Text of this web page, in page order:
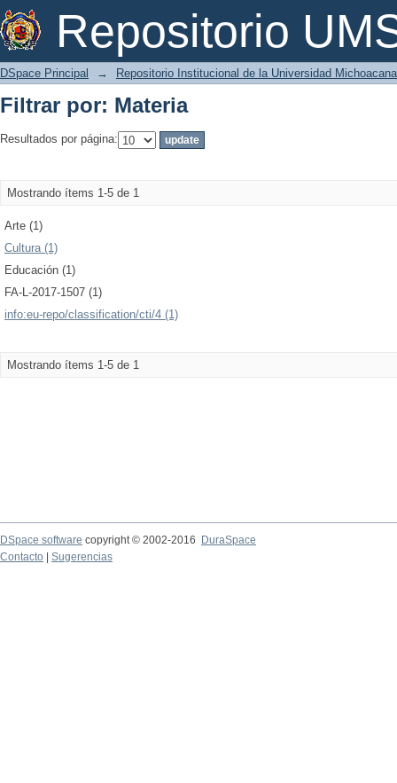
Repositorio
Filtrar por: Materia
DSpace Principal → Repositorio Institucional de la Universidad
Filtrar por: Materia
Resultados por página:
Mostrando ítems 1-5 de 1
Arte (1)
Cultura (1)
Educación (1)
FA-L-2017-1507 (1)
info:eu-repo/classification/cti/4 (1)
Mostrando ítems 1-5 de 1
DSpace software copyright © 2002-2016
DuraSpace
Contacto
Sugerencias